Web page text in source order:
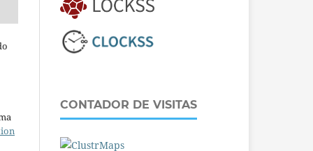
CONTADOR DE VISITAS